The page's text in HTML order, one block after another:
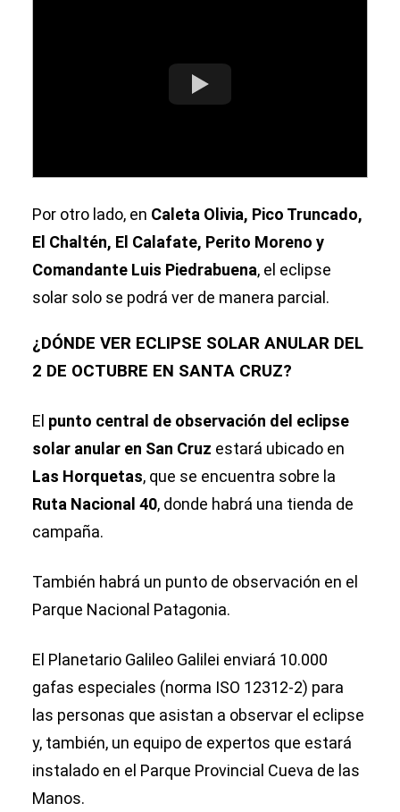
Por otro lado, en Caleta Olivia, Pico Truncado,
El Chaltén, El Calafate, Perito Moreno y
Comandante Luis Piedrabuena, el eclipse
solar solo se podrá ver de manera parcial.
¿DÓNDE VER ECLIPSE SOLAR ANULAR DEL
2 DE OCTUBRE EN SANTA CRUZ?
El punto central de observación del eclipse
solar anular en San Cruz estará ubicado en
Las Horquetas, que se encuentra sobre la
Ruta Nacional 40, donde habrá una tienda de
campaña.
También habrá un punto de observación en el
Parque Nacional Patagonia.
El Planetario Galileo Galilei enviará 10.000
gafas especiales (norma ISO 12312-2) para
las personas que asistan a observar el eclipse
y, también, un equipo de expertos que estará
instalado en el Parque Provincial Cueva de las
Manos.